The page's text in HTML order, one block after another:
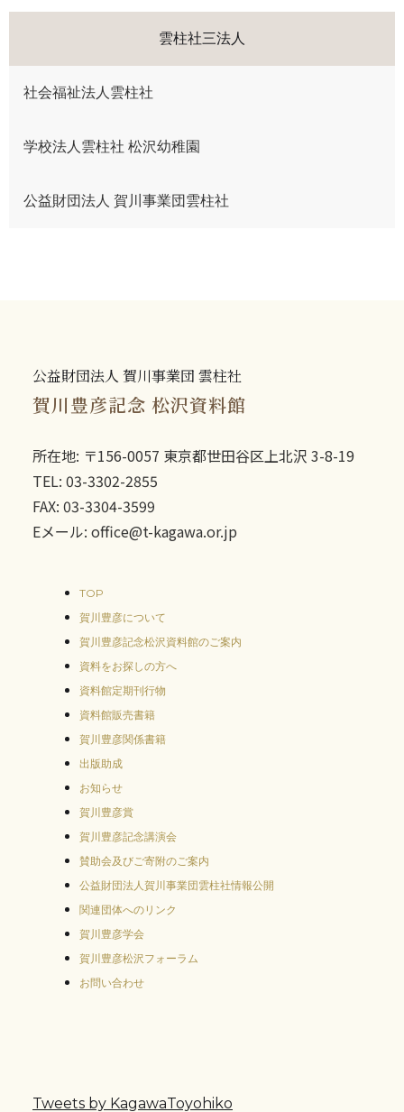
雲柱社三法人
社会福祉法人雲柱社
学校法人雲柱社 松沢幼稚園
公益財団法人 賀川事業団雲柱社
公益財団法人 賀川事業団 雲柱社
賀川豊彦記念 松沢資料館
所在地: 〒156-0057 東京都世田谷区上北沢 3-8-19
TEL: 03-3302-2855
FAX: 03-3304-3599
Eメール: office@t-kagawa.or.jp
TOP
賀川豊彦について
賀川豊彦記念松沢資料館のご案内
資料をお探しの方へ
資料館定期刊行物
資料館販売書籍
賀川豊彦関係書籍
出版助成
お知らせ
賀川豊彦賞
賀川豊彦記念講演会
賛助会及びご寄附のご案内
公益財団法人賀川事業団雲柱社情報公開
関連団体へのリンク
賀川豊彦学会
賀川豊彦松沢フォーラム
お問い合わせ
Tweets by KagawaToyohiko